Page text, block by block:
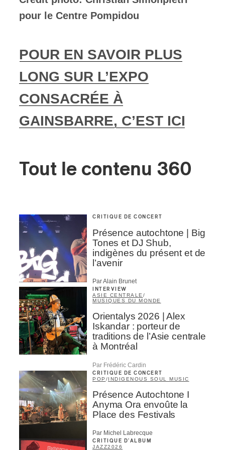
pour le Centre Pompidou
POUR EN SAVOIR PLUS
LONG SUR L’EXPO
CONSACRÉE À
GAINSBARRE, C’EST ICI
Tout le contenu 360
CRITIQUE DE CONCERT
Présence autochtone | Big
Tones et DJ Shub,
indigènes du présent et de
l’avenir
Par Alain Brunet
INTERVIEW
ASIE CENTRALE /
MUSIQUES DU MONDE
Orientalys 2026 | Alex
Iskandar : porteur de
traditions de l’Asie centrale
à Montréal
Par Frédéric Cardin
CRITIQUE DE CONCERT
POP /INDIGENOUS SOUL MUSIC
Présence Autochtone I
Anyma Ora envoûte la
Place des Festivals
Par Michel Labrecque
CRITIQUE D'ALBUM
JAZZ2026